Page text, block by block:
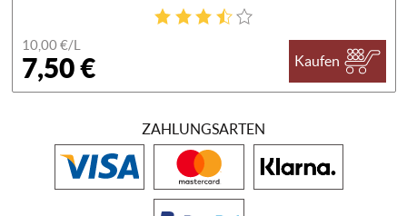
10,00 €/L
7,50 € Kaufen
ZAHLUNGSARTEN